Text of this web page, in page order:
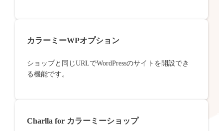
カラーミーWPオプション
ショップと同じURLでWordPressのサイトを開設でき
る機能です。
Charlla for カラーミーショップ